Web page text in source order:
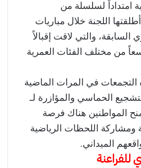
امتداداً لسلسلة من
اللجنة خلال مباريات
السابقة، والتي لاقت إقبالاً
من مختلف الفئات العمرية
في المرات الماضية
الحماسي والمؤازرة لـ
المواطنين هناك فرصة
ومشاركة اللحظات الرياضية
الميداني.